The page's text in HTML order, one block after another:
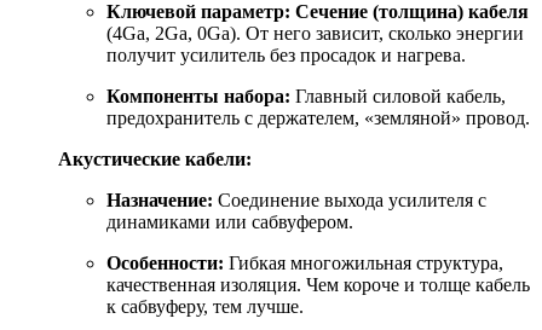
Ключевой параметр: Сечение (толщина) кабеля
(4Ga, 2Ga, 0Ga). От него зависит, сколько энергии
получит усилитель без просадок и нагрева.
Компоненты набора: Главный силовой кабель,
предохранитель с держателем, «земляной» провод.
Акустические кабели:
Назначение: Соединение выхода усилителя с
динамиками или сабвуфером.
Особенности: Гибкая многожильная структура,
качественная изоляция. Чем короче и толще кабель
к сабвуферу, тем лучше.